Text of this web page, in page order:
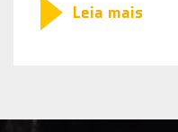
Leia mais